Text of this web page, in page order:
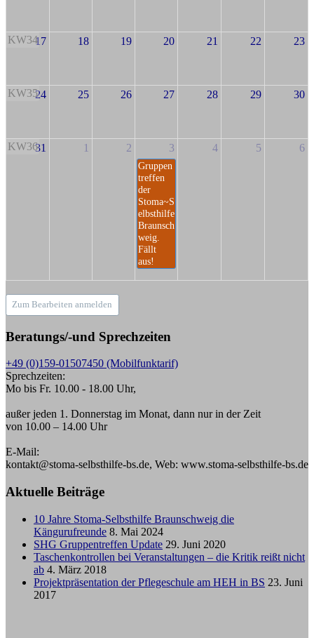
KW3417 18 19 20 21 22 23
KW3524 25 26 27 28 29 30
KW3631 1 2 3
Gruppen
treffen
der
Stoma~S
elbsthilfe
Braunsch
weig.
Fällt
aus!
4 5 6
Zum Bearbeiten anmelden
Beratungs/-und Sprechzeiten
+49 (0)159-01507450 (Mobilfunktarif)
Sprechzeiten:
Mo bis Fr. 10.00 - 18.00 Uhr,
außer jeden 1. Donnerstag im Monat, dann nur in der Zeit
von 10.00 – 14.00 Uhr
E-Mail:
kontakt@stoma-selbsthilfe-bs.de, Web: www.stoma-selbsthilfe-bs.de
Aktuelle Beiträge
10 Jahre Stoma-Selbsthilfe Braunschweig die
Kängurufreunde 8. Mai 2024
SHG Gruppentreffen Update 29. Juni 2020
Taschenkontrollen bei Veranstaltungen – die Kritik reißt nicht
ab 4. März 2018
Projektpräsentation der Pflegeschule am HEH in BS 23. Juni
2017